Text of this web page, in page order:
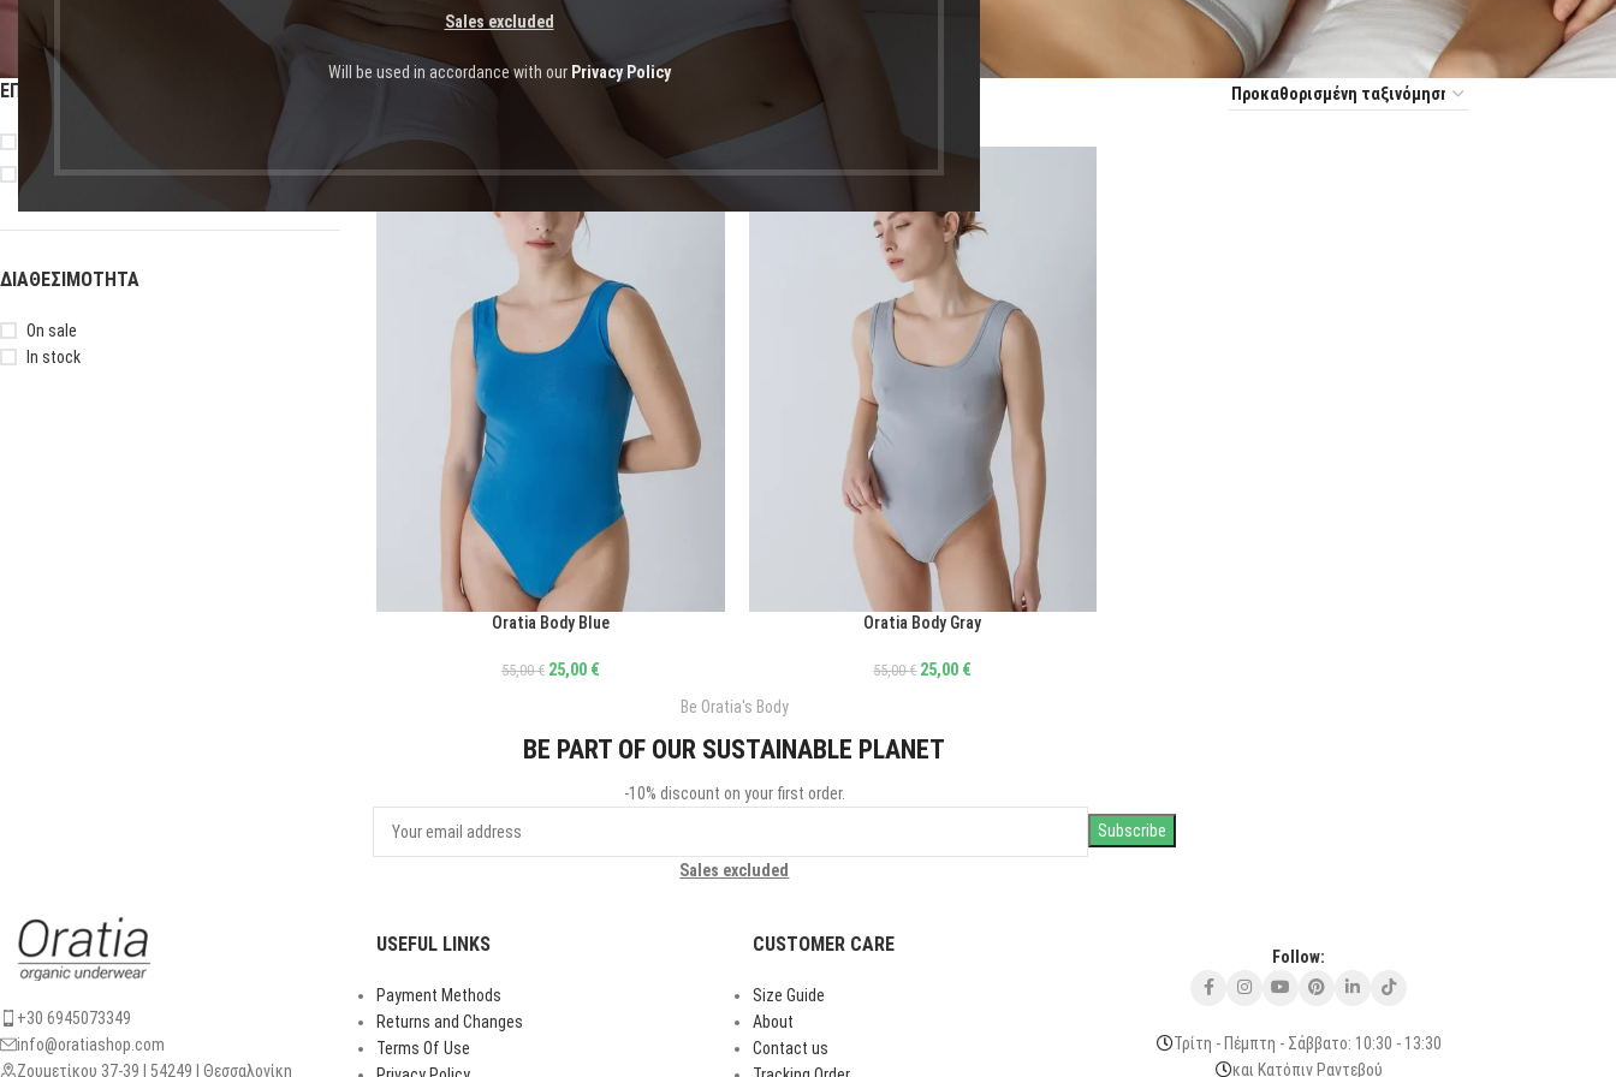
Sales excluded
Will be used in accordance with our Privacy Policy
ΕΠΙΛΟΓΉ ΜΕΓΈΘΟΥΣ
XL/XXL
XS/S
ΔΙΑΘΕΣΙΜΌΤΗΤΑ
On sale
In stock
Προϊόντα με ετικέτα “βαμβακερα κορμάκια”
-55%
Oratia Body Blue
55,00€ 25,00 €
-55%
Oratia Body Gray
55,00€ 25,00 €
Be Oratia's Body
BE PART OF OUR SUSTAINABLE PLANET
-10% discount on your first order.
Sales excluded
+30 6945073349
info@oratiashop.com
Ζουμετίκου 37-39 | 54249 | Θεσσαλονίκη
USEFUL LINKS
Payment Methods
Returns and Changes
Terms Of Use
CUSTOMER CARE
Size Guide
About
Contact us
Follow:
Τρίτη - Πέμπτη - Σάββατο: 10:30 - 13:30
και Κατόπιν Ραντεβού